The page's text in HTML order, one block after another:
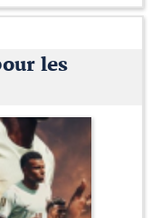
les